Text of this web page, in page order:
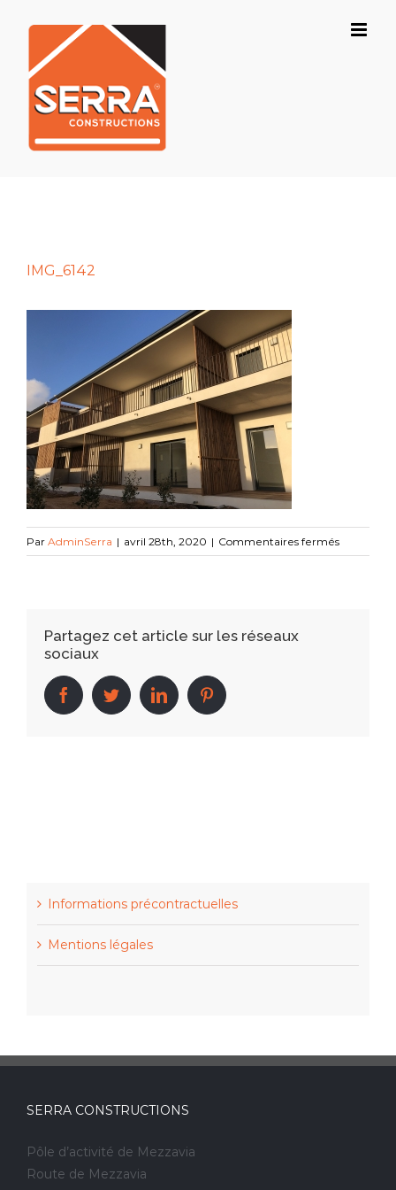
content
IMG_6142
Par AdminSerra | avril 28th, 2020 | Commentaires ferméssur
IMG_6142
Partagez cet article sur les réseaux
sociaux
facebooktwitter linkedin pinterest
Informations précontractuelles
Mentions légales
SERRA CONSTRUCTIONS
Pôle d’activité de Mezzavia
Route de Mezzavia